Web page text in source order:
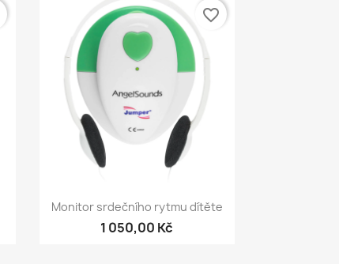
Rychlý náhled
Monitor srdečního rytmu dítěte
1 050,00 Kč
favorite_border